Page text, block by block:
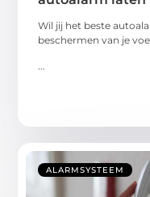
Wil jij het beste
beschermen van je
...
ALARMSYSTEEM